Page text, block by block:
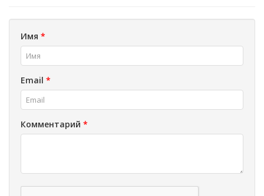
Имя *
Email *
Комментарий *